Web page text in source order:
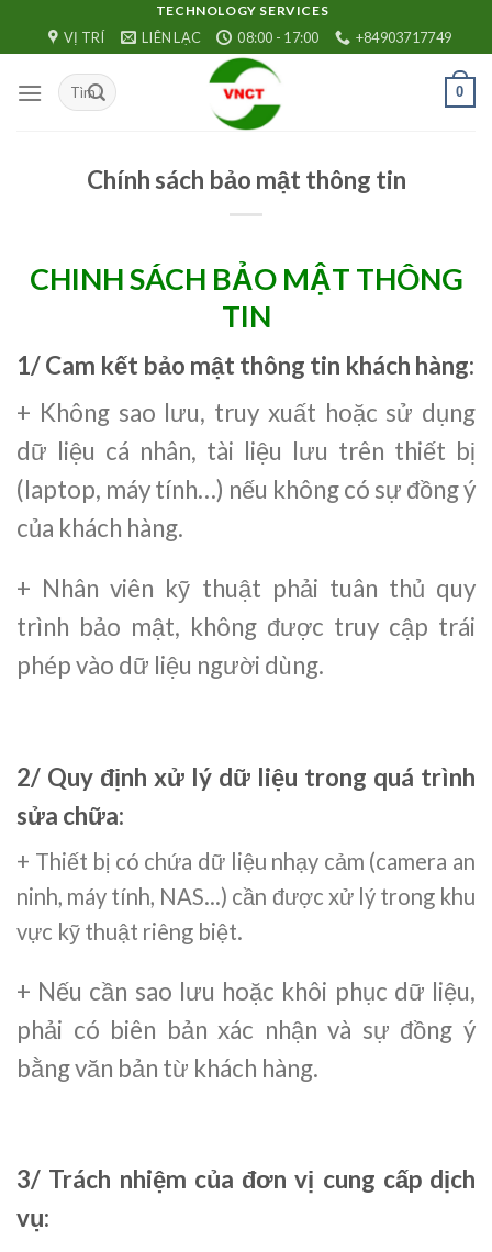
TECHNOLOGY SERVICES
VỊ TRÍ LIÊN LẠC 08:00 - 17:00 +84903717749
0
Chính sách bảo mật thông tin
CHINH SÁCH BẢO MẬT THÔNG
TIN
1/ Cam kết bảo mật thông tin khách hàng:
+ Không sao lưu, truy xuất hoặc sử dụng
dữ liệu cá nhân, tài liệu lưu trên thiết bị
(laptop, máy tính…) nếu không có sự đồng ý
của khách hàng.
+ Nhân viên kỹ thuật phải tuân thủ quy
trình bảo mật, không được truy cập trái
phép vào dữ liệu người dùng.
2/ Quy định xử lý dữ liệu trong quá trình
sửa chữa:
+ Thiết bị có chứa dữ liệu nhạy cảm (camera an
ninh, máy tính, NAS…) cần được xử lý trong khu
vực kỹ thuật riêng biệt.
+ Nếu cần sao lưu hoặc khôi phục dữ liệu,
phải có biên bản xác nhận và sự đồng ý
bằng văn bản từ khách hàng.
3/ Trách nhiệm của đơn vị cung cấp dịch
vụ: